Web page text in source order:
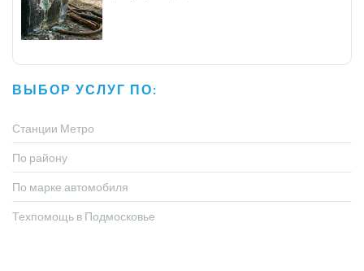
ВЫБОР УСЛУГ ПО:
Станции Метро
По району
По марке автомобиля
Техпомощь в Подмосковье